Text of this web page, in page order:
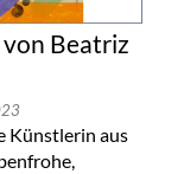
Beatriz
Künstlerin aus